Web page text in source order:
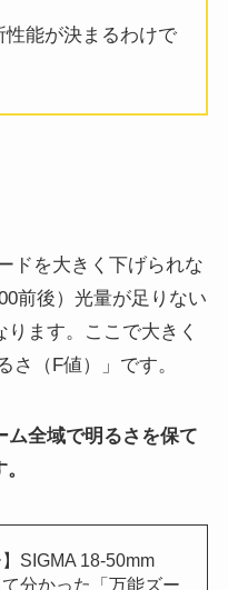
能が決まるわけで
ドを大きく下げられな
前後）光量が足りない
ます。ここで大きく
さ（F値）」です。
ム全域で明るさを保て
】SIGMA 18-50mm
分かった「万能ズー